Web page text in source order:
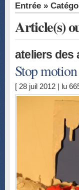
Entrée »
Article(s)
ateliers des
Stop
[ 28 juil 2012 | lu